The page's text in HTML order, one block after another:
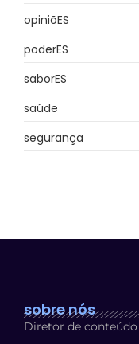
opiniõES
poderES
saborES
saúde
segurança
sobre nós
Diretor de conteúdo